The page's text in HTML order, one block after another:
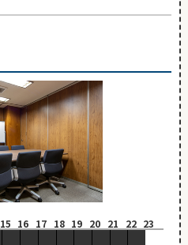
15 16 17 18 19 20 21 22 23